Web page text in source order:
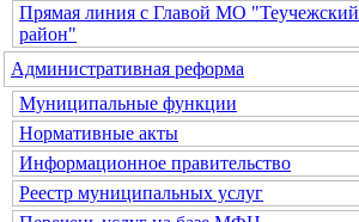
Прямая линия с Главой МО "Теучежский
район"
Административная реформа
Муниципальные функции
Нормативные акты
Информационное правительство
Реестр муниципальных услуг